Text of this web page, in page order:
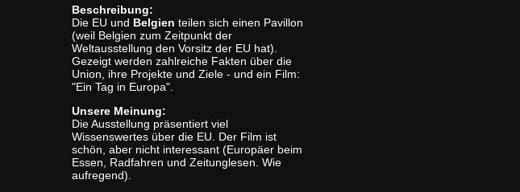
Beschreibung:
Die EU und Belgien teilen sich einen Pavillon
(weil Belgien zum Zeitpunkt der
Weltausstellung den Vorsitz der EU hat).
Gezeigt werden zahlreiche Fakten über die
Union, ihre Projekte und Ziele - und ein Film:
"Ein Tag in Europa".
Unsere Meinung:
Die Ausstellung präsentiert viel
Wissenswertes über die EU. Der Film ist
schön, aber nicht interessant (Europäer beim
Essen, Radfahren und Zeitunglesen. Wie
aufregend).